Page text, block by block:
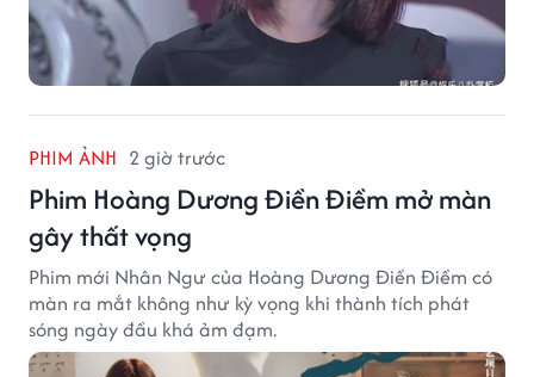
PHIM ẢNH 2 giờ trước
Phim Hoàng Dương Điền Điềm mở màn
gây thất vọng
Phim mới Nhân Ngư của Hoàng Dương Điền Điềm có
màn ra mắt không như kỳ vọng khi thành tích phát
sóng ngày đầu khá ảm đạm.